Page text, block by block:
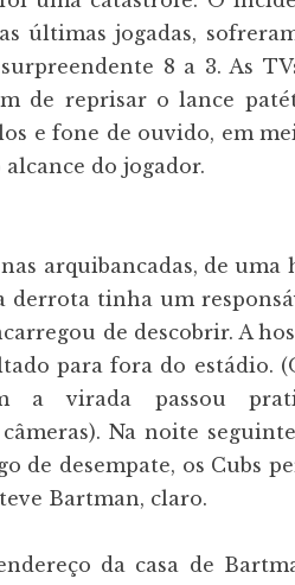
últimas jogadas,
8 a 3. As
de reprisar o lance
e fone de ouvido, em
do jogador.
arquibancadas, de
derrota tinha um
de descobrir. A
para fora do estádio.
a virada passou
Na noite
de desempate, os Cubs
Bartman, claro.
da casa de